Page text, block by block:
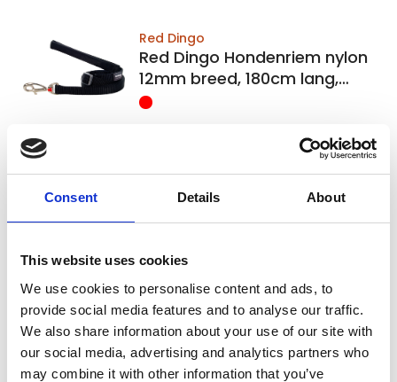
Consent Details About
This website uses cookies
We use cookies to personalise content and ads, to
provide social media features and to analyse our traffic.
We also share information about your use of our site with
our social media, advertising and analytics partners who
may combine it with other information that you’ve
Red Dingo
Red Dingo Hondenriem nylon
12mm breed, 180cm lang,
verstelbaar
zelfde werkdag verzonden
€13,55
Animal Boulevard
Animal Boulevard
Hondenriem country leer
12mm breed, 130cm lang